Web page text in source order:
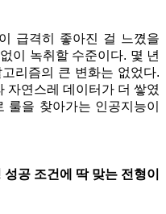
급격히 좋아진 걸 느꼈을
이 녹취할 수준이다. 몇 년
리즘의 큰 변화는 없었다.
자연스레 데이터가 더 쌓였
을 찾아가는 인공지능이
공 조건에 딱 맞는 전형이